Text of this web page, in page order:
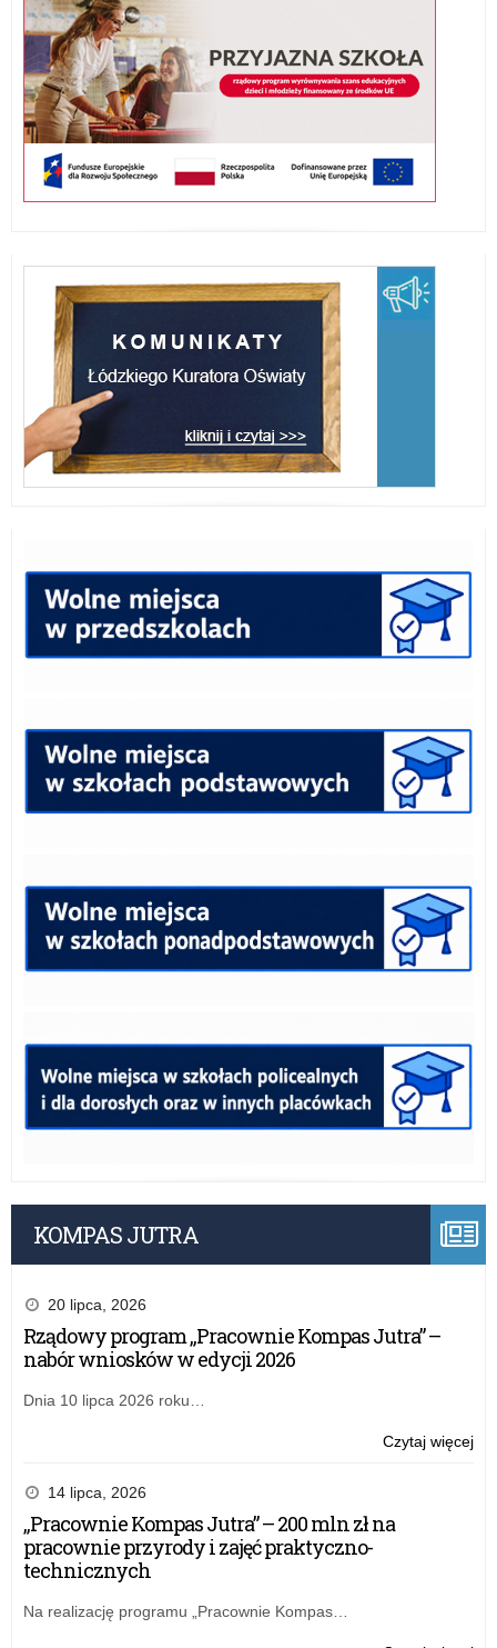
KOMPAS JUTRA
20 lipca, 2026
Rządowy program „Pracownie Kompas Jutra” –
nabór wniosków w edycji 2026
Dnia 10 lipca 2026 roku…
Czytaj więcejo:
14 lipca, 2026
„Pracownie Kompas Jutra” – 200 mln zł na
pracownie przyrody i zajęć praktyczno-
technicznych
Na realizację programu „Pracownie Kompas…